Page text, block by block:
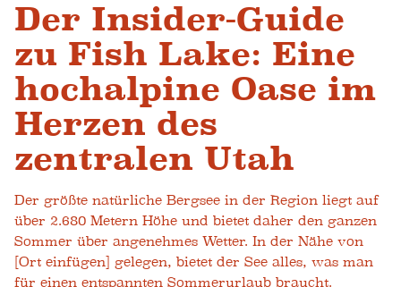
Der Insider-Guide
zu Fish Lake: Eine
hochalpine Oase im
Herzen des
zentralen Utah
Der größte natürliche Bergsee in der Region liegt auf
über 2.680 Metern Höhe und bietet daher den ganzen
Sommer über angenehmes Wetter. In der Nähe von
[Ort einfügen] gelegen, bietet der See alles, was man
für einen entspannten Sommerurlaub braucht.